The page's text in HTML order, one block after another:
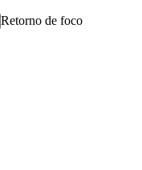
Retorno de foco